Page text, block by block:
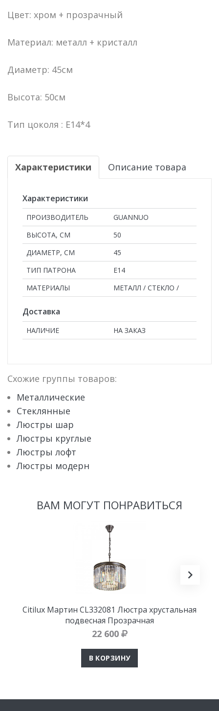
Цвет: хром + прозрачный
Материал: металл + кристалл
Диаметр: 45см
Высота: 50см
Тип цоколя : E14*4
Характеристики Описание товара
Характеристики
ПРОИЗВОДИТЕЛЬ
GUANNUO
ВЫСОТА, СМ
50
ДИАМЕТР, СМ
45
ТИП ПАТРОНА
E14
МАТЕРИАЛЫ
МЕТАЛЛ / СТЕКЛО /
Доставка
НАЛИЧИЕ НА ЗАКАЗ
Схожие группы товаров:
Металлические
Стеклянные
Люстры шар
Люстры круглые
Люстры лофт
Люстры модерн
ВАМ МОГУТ ПОНРАВИТЬСЯ
Citilux Мартин CL332081 Люстра хрустальная
подвесная Прозрачная
22 600
В КОРЗИНУ